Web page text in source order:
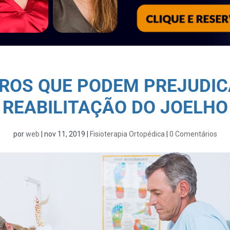
QUE PODEM
REABILITAÇÃO DO JOELHO
porweb nov 11, 2019 Fisioterapia Ortopédica 0 Comentários